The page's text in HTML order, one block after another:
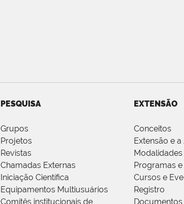
PESQUISA
Grupos
Projetos
Revistas
Chamadas Externas
Iniciação Científica
Equipamentos Multiusuários
Comitês institucionais de
EXTENSÃO
Conceitos
Extensão e
Modalidades
Programas
Cursos e
Registro
Documentos